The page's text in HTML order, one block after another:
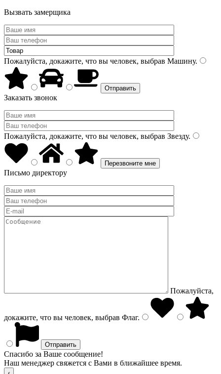
Вызвать замерщика
Пожалуйста, докажите, что вы человек, выбрав Машину.
Заказать звонок
Пожалуйста, докажите, что вы человек, выбрав Звезду.
Письмо директору
Пожалуйста,
докажите, что вы человек, выбрав Флаг.
Спасибо за Ваше сообщение!
Наш менеджер свяжется с Вами в ближайшее время.